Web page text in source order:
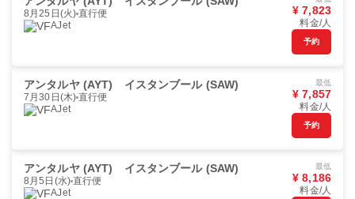
8月25日(火) 直行便
AJet
¥ 7,823
料金/人
予約
アンタルヤ (AYT) イスタンブール (SAW)
7月30日(木) 直行便
AJet
最低
¥ 7,857
料金/人
予約
アンタルヤ (AYT) イスタンブール (SAW)
8月5日(水) 直行便
AJet
最低
¥ 8,186
料金/人